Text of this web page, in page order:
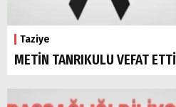
Taziye
METİN TANRIKULU VEFAT ETTİ